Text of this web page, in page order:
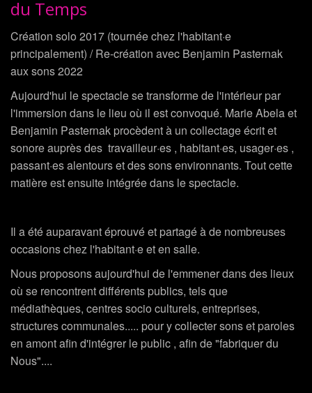
du Temps
Création solo 2017 (tournée chez l'habitant·e
principalement) / Re-création avec Benjamin Pasternak
aux sons 2022
Aujourd'hui le spectacle se transforme de l'intérieur par
l'immersion dans le lieu où il est convoqué. Marie Abela et
Benjamin Pasternak procèdent à un collectage écrit et
sonore auprès des travailleur·es , habitant·es, usager·es ,
passant·es alentours et des sons environnants. Tout cette
matière est ensuite intégrée dans le spectacle.
Il a été auparavant éprouvé et partagé à de nombreuses
occasions chez l'habitant·e et en salle.
Nous proposons aujourd'hui de l'emmener dans des lieux
où se rencontrent différents publics, tels que
médiathèques, centres socio culturels, entreprises,
structures communales..... pour y collecter sons et paroles
en amont afin d'intégrer le public , afin de "fabriquer du
Nous"....